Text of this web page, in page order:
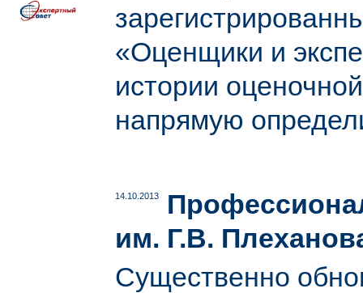
«Оценщики и
истории
напрямую
14.10.2013
им. Г.В.
Существенно